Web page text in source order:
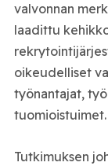
valvonnan
laadittu
oikeudelliset
työnantajat,
tuomioistuimet.
Tutkimuksen